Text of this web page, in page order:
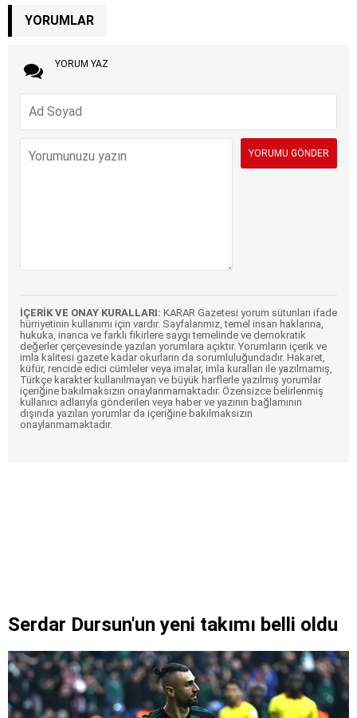
YORUMLAR
YORUM YAZ
İÇERİK VE ONAY KURALLARI: KARAR Gazetesi yorum sütunları ifade
hürriyetinin kullanımı için vardır. Sayfalarımız, temel insan haklarına,
hukuka, inanca ve farklı fikirlere saygı temelinde ve demokratik
değerler çerçevesinde yazılan yorumlara açıktır. Yorumların içerik ve
imla kalitesi gazete kadar okurların da sorumluluğundadır. Hakaret,
küfür, rencide edici cümleler veya imalar, imla kuralları ile yazılmamış,
Türkçe karakter kullanılmayan ve büyük harflerle yazılmış yorumlar
içeriğine bakılmaksızın onaylanmamaktadır. Özensizce belirlenmiş
kullanıcı adlarıyla gönderilen veya haber ve yazının bağlamının
dışında yazılan yorumlar da içeriğine bakılmaksızın
onaylanmamaktadır.
Serdar Dursun'un yeni takımı belli oldu